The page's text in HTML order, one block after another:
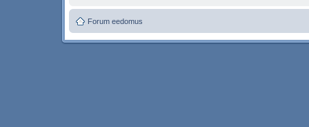
Forum eedomus